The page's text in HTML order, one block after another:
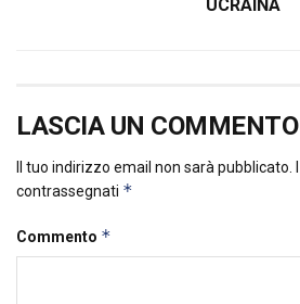
UCRAINA
LASCIA UN COMMENTO
Il tuo indirizzo email non sarà pubblicato.
contrassegnati *
Commento *